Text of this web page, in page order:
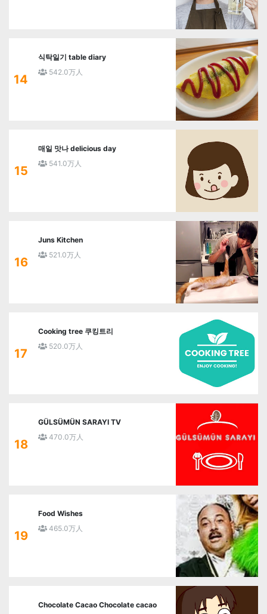
14
식탁일기 table diary
542.0万人
15
매일 맛나 delicious day
541.0万人
16
Juns Kitchen
521.0万人
17
Cooking tree 쿠킹트리
520.0万人
18
GÜLSÜMÜN SARAYI TV
470.0万人
19
Food Wishes
465.0万人
Chocolate Cacao Chocolate cacao